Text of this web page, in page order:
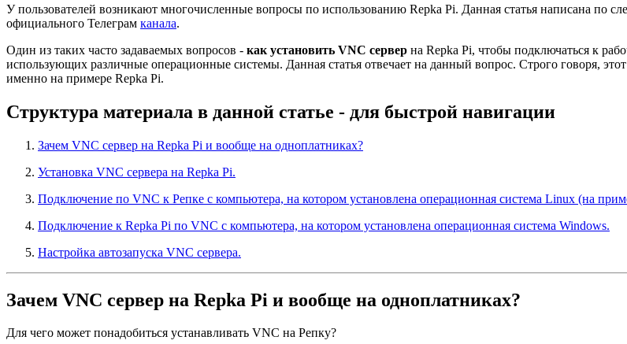
У пользователей возникают многочисленные вопросы по использованию Repka Pi. Данная статья написана по
официального Телеграм канала.
Один из таких часто задаваемых вопросов - как установить VNC сервер на Repka Pi, чтобы подключаться к
использующих различные операционные системы. Данная статья отвечает на данный вопрос. Строго говоря,
именно на примере Repka Pi.
Структура материала в данной статье - для быстрой навигации
Зачем VNC сервер на Repka Pi и вообще на одноплатниках?
Установка VNC сервера на Repka Pi.
Подключение по VNC к Репке с компьютера, на котором установлена операционная система Linux (на
Подключение к Repka Pi по VNC с компьютера, на котором установлена операционная система Windows.
Настройка автозапуска VNC сервера.
Зачем VNC сервер на Repka Pi и вообще на одноплатниках?
Для чего может понадобиться устанавливать VNC на Репку?